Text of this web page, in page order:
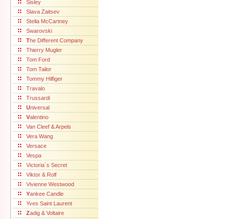
Sisley
Slava Zaitsev
Stella McCartney
Swarovski
The Different Company
Thierry Mugler
Tom Ford
Tom Tailor
Tommy Hilfiger
Travalo
Trussardi
Universal
Valentino
Van Cleef & Arpels
Vera Wang
Versace
Vespa
Victoria´s Secret
Viktor & Rolf
Vivienne Westwood
Yankee Candle
Yves Saint Laurent
Zadig & Voltaire